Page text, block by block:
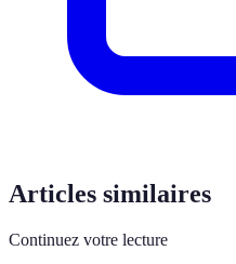
Articles similaires
Continuez votre lecture